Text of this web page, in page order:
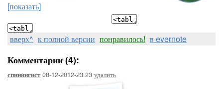
[показать]
вверх^ к полной версии понравилось! в evernote
Комментарии (4):
спинингист08-12-2012-23:23 удалить